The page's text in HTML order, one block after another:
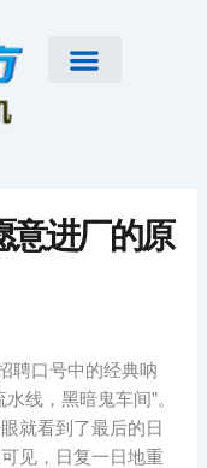
意进厂的原
聘口号中的经典呐
线，黑暗鬼车间”。
就看到了最后的日
见，日复一日地重